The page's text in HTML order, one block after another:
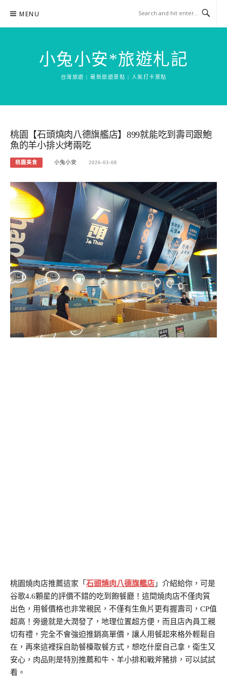
content
MENU
小兔小安*旅遊札記
台灣旅遊 | 最新旅遊景點 | 人氣打卡景點
桃園【石頭燒肉八德旗艦店】899就能吃到壽司跟鮑
魚的羊小排火烤兩吃
桃園美食 小兔小安 2026-03-08
桃園燒肉店推薦這家「 石頭燒肉八德旗艦店 」介紹給你，可是
谷歌4.6顆星的評價不錯的吃到飽餐廳！這間燒肉店不僅肉質
出色，用餐價格也非常親民，不僅有生魚片更有握壽司，CP值
超高！旁邊就是大潤發了，地理位置超方便，而且店內員工親
切有禮，完全不會強迫推銷高單價，讓人用餐起來格外輕鬆自
在，再來這裡採自助餐檯取餐方式，想吃什麼自己拿，衛生又
安心，肉品則是特別推薦和牛、羊小排和戰斧豬排，可以試試
看。